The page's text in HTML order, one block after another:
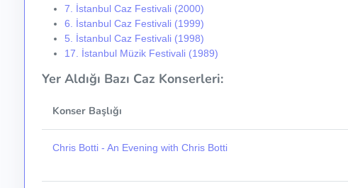
7. İstanbul Caz Festivali (2000)
6. İstanbul Caz Festivali (1999)
5. İstanbul Caz Festivali (1998)
17. İstanbul Müzik Festivali (1989)
Yer Aldığı Bazı Caz Konserleri:
Konser Başlığı
Chris Botti - An Evening with Chris Botti